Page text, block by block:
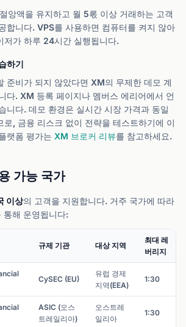
앙액을 유지하고 월 5롟 이상 거래하는 고객
합니다. VPS를 사용하면 컴퓨터를 켜지 않아
저가 하루 24시간 실행됩니다.
하기
준비가 되지 않았다면 XM의 무제한 데모 계
다. XM 등록 페이지나 멤버스 에리어에서 언
니다. 데모 환경은 실시간 시장 가격과 동일
로, 금융 리스크 없이 전략을 테스트하기에 이
랫폼 평가는 XM 브로커 리뷰를 참고하세요.
가능 국가
이상의 고객을 지원합니다. 거주 국가에 따라
통해 운영됩니다:
규제 기관 대상 지역
최대 레
버리지
CySEC (EU)
유럽 경제
지역(EEA)
1:30
ASIC (오스
트레일리아)
오스트레
일리아
1:30